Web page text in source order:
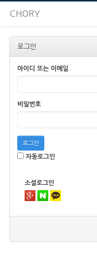
CHORY
로그인
아이디 또는 이메일
비밀번호
로그인
자동로그인
소셜로그인